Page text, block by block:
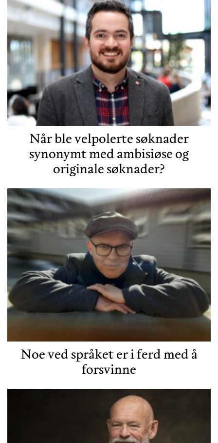
Når ble velpolerte søknader
synonymt med ambisiøse og
originale søknader?
Noe ved språket er i ferd med å
forsvinne